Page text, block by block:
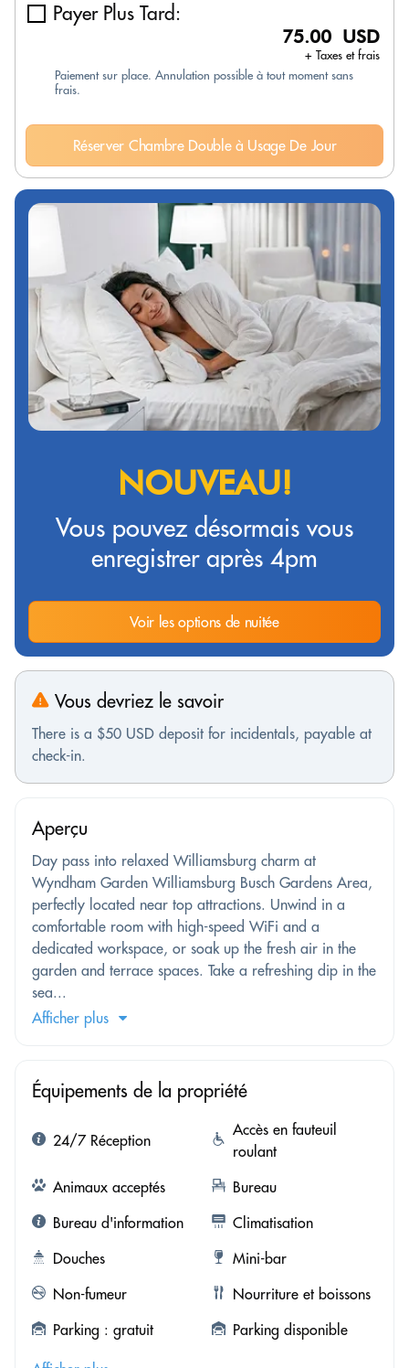
Payer Plus Tard:
75.00 USD
+ Taxes et frais
Paiement sur place. Annulation possible à tout moment sans
frais.
Réserver Chambre Double à Usage De Jour
NOUVEAU!
Vous pouvez désormais vous
enregistrer après 4pm
Voir les options de nuitée
Vous devriez le savoir
There is a $50 USD deposit for incidentals, payable at
check-in.
Aperçu
Day pass into relaxed Williamsburg charm at
Wyndham Garden Williamsburg Busch Gardens Area,
perfectly located near top attractions. Unwind in a
comfortable room with high-speed WiFi and a
dedicated workspace, or soak up the fresh air in the
garden and terrace spaces. Take a refreshing dip in the
sea...
Afficher plus
Équipements de la propriété
24/7 Réception
Accès en fauteuil
roulant
Animaux acceptés
Bureau
Bureau d'information
Climatisation
Douches
Mini-bar
Non-fumeur
Nourriture et boissons
Parking : gratuit
Parking disponible